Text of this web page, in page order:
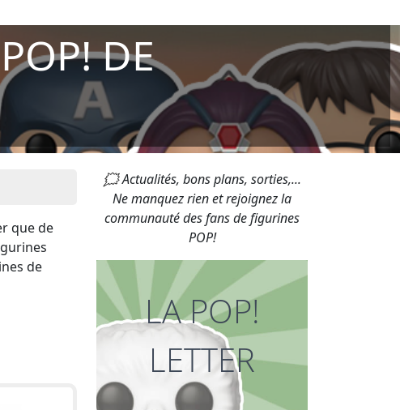
DE
que de
de
🗯 Actualités, bons plans, sorties,...
Ne manquez rien et rejoignez la
communauté des fans de figurines
POP!
LA POP!
LETTER